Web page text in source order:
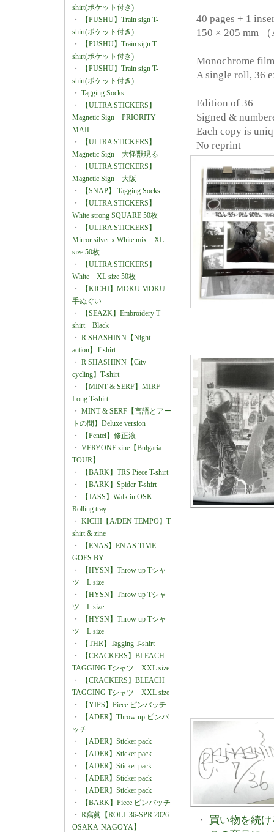
shirt(ポケット付き)
・
【PUSHU】Train sign T-
shirt(ポケット付き)
・
【PUSHU】Train sign T-
shirt(ポケット付き)
・
【PUSHU】Train sign T-
shirt(ポケット付き)
・ Tagging Socks
・
【ULTRA STICKERS】
Magnetic Sign PRIORITY
MAIL
・
【ULTRA STICKERS】
Magnetic Sign 大怪獣現る
・
【ULTRA STICKERS】
Magnetic Sign 大阪
・
【SNAP】 Tagging Socks
・
【ULTRA STICKERS】
White strong SQUARE 50枚
・
【ULTRA STICKERS】
Mirror silver x White mix XL
size 50枚
・
【ULTRA STICKERS】
White XL size 50枚
・
【KICHI】MOKU MOKU
手ぬぐい
・
【SEAZK】Embroidery T-
shirt Black
・ R SHASHINN【Night
action】T-shirt
・ R SHASHINN【City
cycling】T-shirt
・
【MINT & SERF】MIRF
Long T-shirt
・ MINT & SERF【言語とアー
トの間】Deluxe version
・
【Pentel】修正液
・ VERYONE zine【Bulgaria
TOUR】
・
【BARK】TRS Piece T-shirt
・
【BARK】Spider T-shirt
・
【JASS】Walk in OSK
Rolling tray
・ KICHI【A/DEN TEMPO】T-
shirt & zine
・
【ENAS】EN AS TIME
GOES BY...
・
【HYSN】Throw up Tシャ
ツ L size
・
【HYSN】Throw up Tシャ
ツ L size
・
【HYSN】Throw up Tシャ
ツ L size
・
【THR】Tagging T-shirt
・
【CRACKERS】BLEACH
TAGGING Tシャツ XXL size
・
【CRACKERS】BLEACH
TAGGING Tシャツ XXL size
・
【YIPS】Piece ピンバッチ
・
【ADER】Throw up ピンバ
ッチ
・
【ADER】Sticker pack
・
【ADER】Sticker pack
・
【ADER】Sticker pack
・
【ADER】Sticker pack
・
【ADER】Sticker pack
・
【BARK】Piece ピンバッチ
・ R寫眞【ROLL 36-SPR.2026.
OSAKA-NAGOYA】
40 pages + 1
150 × 205 mm
Monochrome
A single roll, 36
Edition of 36
Signed &
Each copy is
No reprint
・ 買い物を続け